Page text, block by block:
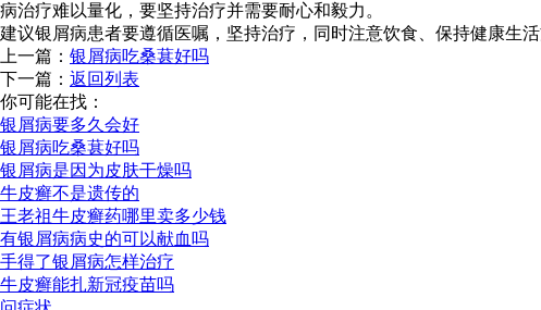
病治疗难以量化，要坚持治疗并需要耐心和毅力。
建议银屑病患者要遵循医嘱，坚持治疗，同时注意饮食、保持健康生
上一篇： 银屑病吃桑葚好吗
下一篇： 返回列表
你可能在找：
银屑病要多久会好
银屑病吃桑葚好吗
银屑病是因为皮肤干燥吗
牛皮癣不是遗传的
王老祖牛皮癣药哪里卖多少钱
有银屑病病史的可以献血吗
手得了银屑病怎样治疗
牛皮癣能扎新冠疫苗吗